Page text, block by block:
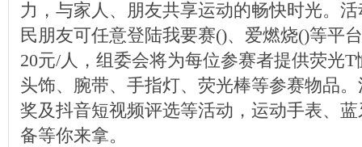
力，与家人、朋友共享运动的畅快时光。
民朋友可任意登陆我要赛()、爱燃烧()等平
20元/人，组委会将为每位参赛者提供荧光
头饰、腕带、手指灯、荧光棒等参赛物品
奖及抖音短视频评选等活动，运动手表、
备等你来拿。